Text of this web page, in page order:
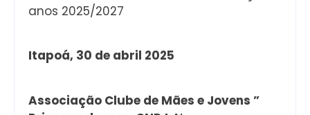
anos 2025/2027
Itapoá, 30 de abril 2025
Associação Clube de Mães e Jovens ”